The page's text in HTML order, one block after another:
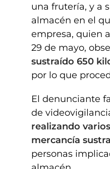
una frutería, y a
almacén en el
empresa, quien
29 de mayo,
sustraído 650
por lo que
El denunciante
de
realizando
mercancía
personas